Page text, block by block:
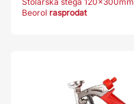
Beorol rasprodat